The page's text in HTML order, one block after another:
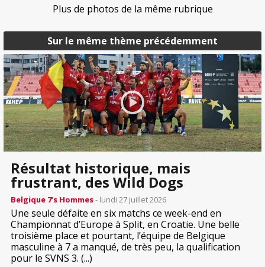
Sur le même thème précédemment
Résultat historique, mais
frustrant, des Wild Dogs
Belgique 7’s Hommes- lundi 27 juillet 2026
Une seule défaite en six matchs ce week-end en
Championnat d’Europe à Split, en Croatie. Une belle
troisième place et pourtant, l’équipe de Belgique
masculine à 7 a manqué, de très peu, la qualification
pour le SVNS 3. (...)
Plus de photos de la même rubrique